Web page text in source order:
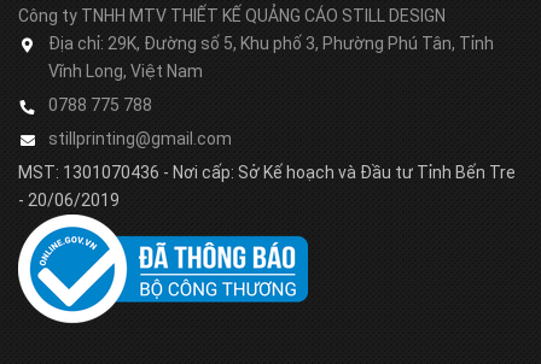
Công ty TNHH MTV THIẾT KẾ QUẢNG CÁO STILL DESIGN
Địa chỉ: 29K, Đường số 5, Khu phố 3, Phường Phú Tân, Tỉnh
Vĩnh Long, Việt Nam
0788 775 788
stillprinting@gmail.com
MST: 1301070436 - Nơi cấp: Sở Kế hoạch và Đầu tư Tỉnh Bến Tre
- 20/06/2019